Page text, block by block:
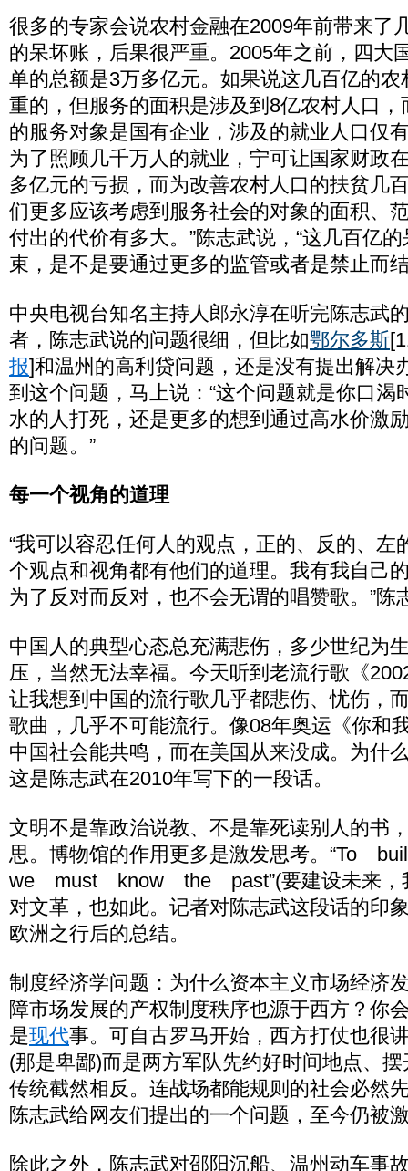
很多的专家会说农村金融在2009年前带来了
的呆坏账，后果很严重。2005年之前，四大
单的总额是3万多亿元。如果说这几百亿的
重的，但服务的面积是涉及到8亿农村人口
的服务对象是国有企业，涉及的就业人口仅
为了照顾几千万人的就业，宁可让国家财政
多亿元的亏损，而为改善农村人口的扶贫几
们更多应该考虑到服务社会的对象的面积、
付出的代价有多大。”陈志武说，“这几百亿
束，是不是要通过更多的监管或者是禁止而
中央电视台知名主持人郎永淳在听完陈志武
者，陈志武说的问题很细，但比如鄂尔多斯[
报]和温州的高利贷问题，还是没有提出解决
到这个问题，马上说：“这个问题就是你口渴
水的人打死，还是更多的想到通过高水价激
的问题。”
每一个视角的道理
“我可以容忍任何人的观点，正的、反的、左
个观点和视角都有他们的道理。我有我自己
为了反对而反对，也不会无谓的唱赞歌。”陈
中国人的典型心态总充满悲伤，多少世纪为
压，当然无法幸福。今天听到老流行歌《
让我想到中国的流行歌几乎都悲伤、忧伤，
歌曲，几乎不可能流行。像08年奥运《你和
中国社会能共鸣，而在美国从来没成。为什
这是陈志武在2010年写下的一段话。
文明不是靠政治说教、不是靠死读别人的书
思。博物馆的作用更多是激发思考。
we must know the past”(要建设未来，
对文革，也如此。记者对陈志武这段话的印
欧洲之行后的总结。
制度经济学问题：为什么资本主义市场经济
障市场发展的产权制度秩序也源于西方？你
是现代事。可自古罗马开始，西方打仗也很
(那是卑鄙)而是两方军队先约好时间地点、
传统截然相反。连战场都能规则的社会必然
陈志武给网友们提出的一个问题，至今仍被
除此之外，陈志武对邵阳沉船、温州动车事